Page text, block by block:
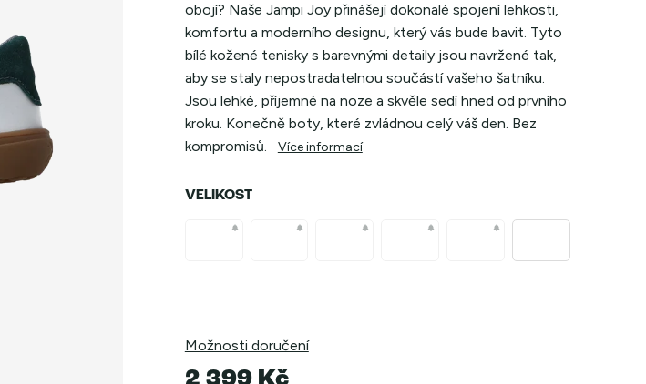
obojí? Naše Jampi Joy přinášejí dokonalé spojení lehkosti,
komfortu a moderního designu, který vás bude bavit. Tyto
bílé kožené tenisky s barevnými detaily jsou navržené tak,
aby se staly nepostradatelnou součástí vašeho šatníku.
Jsou lehké, příjemné na noze a skvěle sedí hned od prvního
kroku. Konečně boty, které zvládnou celý váš den. Bez
kompromisů.
Více informací
VELIKOST
Možnosti doručení